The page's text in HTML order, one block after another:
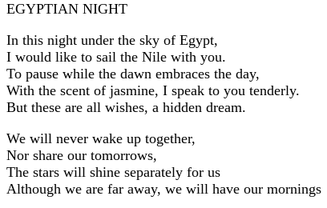
EGYPTIAN NIGHT
In this night under the sky of Egypt,
I would like to sail the Nile with you.
To pause while the dawn embraces the day,
With the scent of jasmine, I speak to you tenderly.
But these are all wishes, a hidden dream.
We will never wake up together,
Nor share our tomorrows,
The stars will shine separately for us
Although we are far away, we will have our mornings